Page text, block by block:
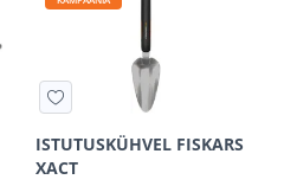
ISTUTUSKÜHVEL FISKARS
XACT